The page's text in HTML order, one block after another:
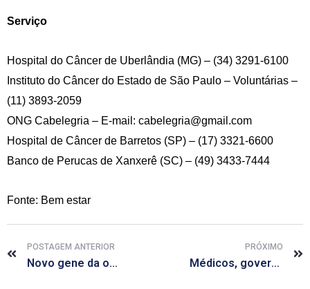
Serviço
Hospital do Câncer de Uberlândia (MG) – (34) 3291-6100
Instituto do Câncer do Estado de São Paulo – Voluntárias –
(11) 3893-2059
ONG Cabelegria – E-mail: cabelegria@gmail.com
Hospital de Câncer de Barretos (SP) – (17) 3321-6600
Banco de Perucas de Xanxerê (SC) – (49) 3433-7444
Fonte: Bem estar
POSTAGEM ANTERIOR
Novo gene da obesidade é identificado
PRÓXIMO
Médicos, governo e fabricante garantem que vacina do HPV é segura e eficaz